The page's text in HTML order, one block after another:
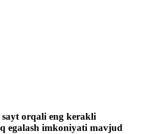
orqali eng kerakli
egalash imkoniyati mavjud